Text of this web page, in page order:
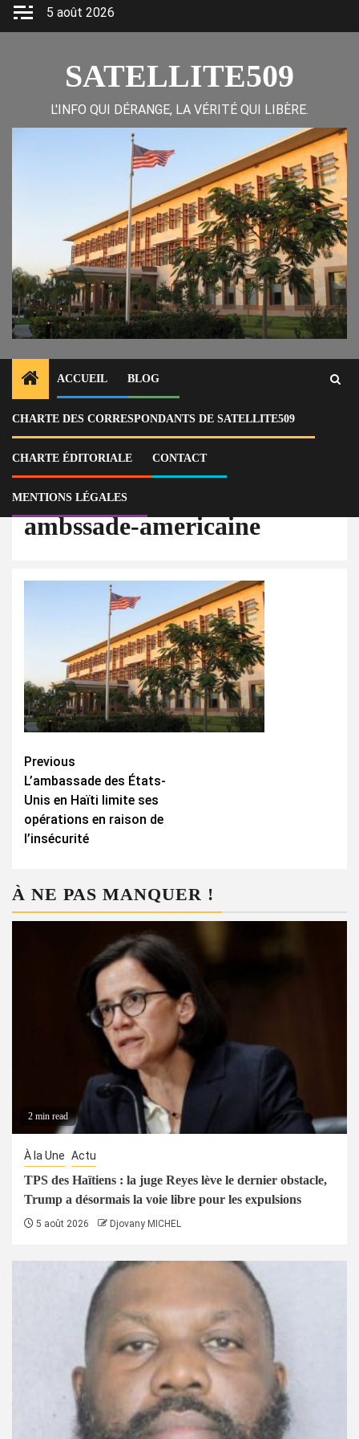
Skip
5 août 2026
SATELLITE509
L'INFO QUI DÉRANGE, LA VÉRITÉ QUI LIBÈRE.
ACCUEIL BLOG
CHARTE DES CORRESPONDANTS DE SATELLITE509
CHARTE ÉDITORIALE CONTACT
MENTIONS LÉGALES
Home
Actu
L’ambassade des États-Unis en Haïti limite ses opérations en raison de
l’insécurité
ambssade-americaine
Continue
Reading
Previous
L’ambassade des États-
Unis en Haïti limite ses
opérations en raison de
l’insécurité
À NE PAS MANQUER !
2 min read
À la Une Actu
TPS des Haïtiens : la juge Reyes lève le dernier obstacle,
Trump a désormais la voie libre pour les expulsions
5 août 2026 Djovany MICHEL